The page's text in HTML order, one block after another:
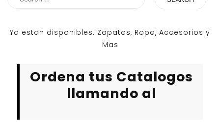
Ya estan disponibles. Zapatos, Ropa, Accesorios y
Mas
Ordena tus Catalogos
llamando al